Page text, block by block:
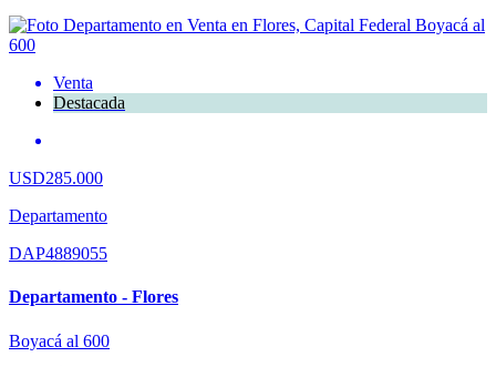
Venta
Destacada
USD285.000
Departamento
DAP4889055
Departamento - Flores
Boyacá al 600